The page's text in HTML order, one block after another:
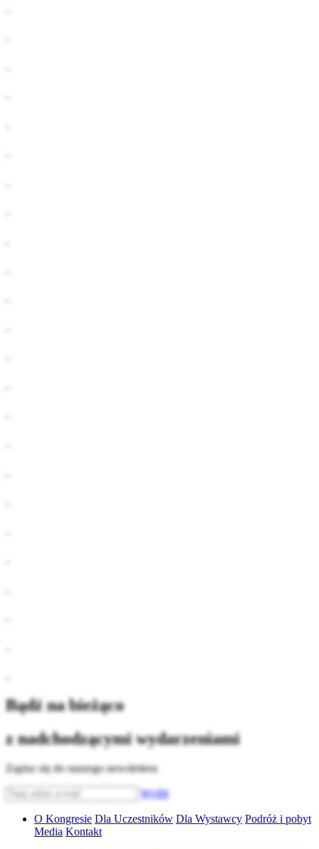
Bądź na bieżąco
z nadchodzącymi wydarzeniami
Zapisz się do naszego newslettera
Wyślij
O Kongresie Dla Uczestników Dla Wystawcy Podróż i pobyt
Media Kontakt